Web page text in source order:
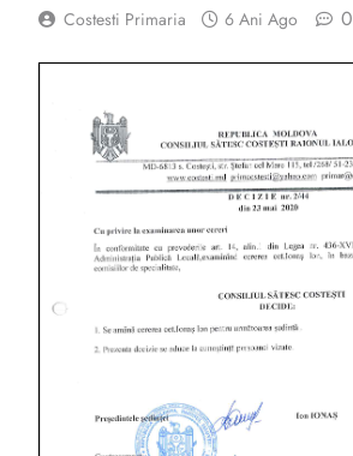
Costesti Primaria 6 Ani Ago 0